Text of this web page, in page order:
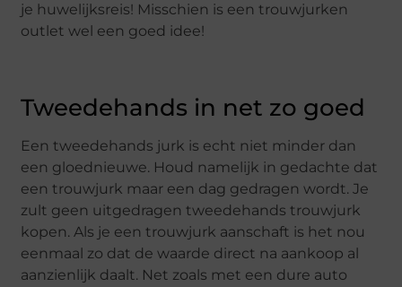
je huwelijksreis! Misschien is een trouwjurken
outlet wel een goed idee!
Tweedehands in net zo goed
Een tweedehands jurk is echt niet minder dan
een gloednieuwe. Houd namelijk in gedachte dat
een trouwjurk maar een dag gedragen wordt. Je
zult geen uitgedragen tweedehands trouwjurk
kopen. Als je een trouwjurk aanschaft is het nou
eenmaal zo dat de waarde direct na aankoop al
aanzienlijk daalt. Net zoals met een dure auto